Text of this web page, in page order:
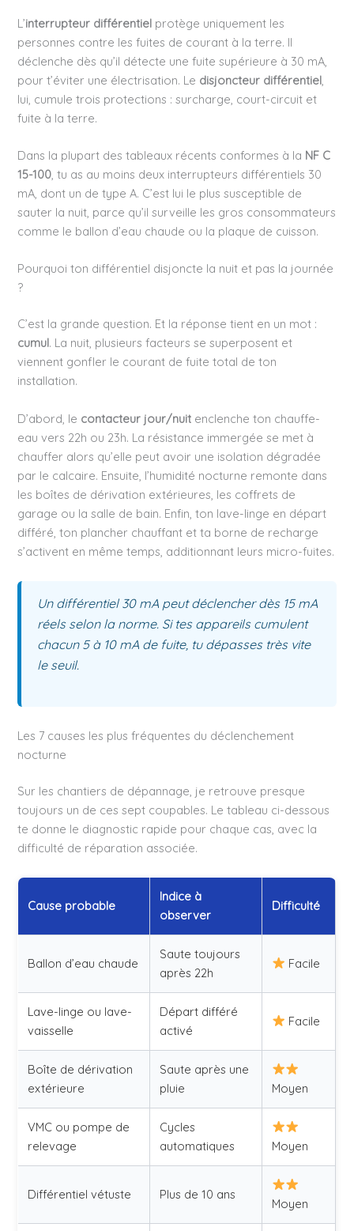
L’interrupteur différentiel protège uniquement les
personnes contre les fuites de courant à la terre. Il
déclenche dès qu’il détecte une fuite supérieure à 30 mA,
pour t’éviter une électrisation. Le disjoncteur différentiel
lui, cumule trois protections : surcharge, court-circuit et
fuite à la terre.
Dans la plupart des tableaux récents conformes à la NF C
15-100, tu as au moins deux interrupteurs différentiels 30
mA, dont un de type A. C’est lui le plus susceptible de
sauter la nuit, parce qu’il surveille les gros consommateurs
comme le ballon d’eau chaude ou la plaque de cuisson.
Pourquoi ton différentiel disjoncte la nuit et pas la journée
?
C’est la grande question. Et la réponse tient en un mot :
cumul. La nuit, plusieurs facteurs se superposent et
viennent gonfler le courant de fuite total de ton
installation.
D’abord, le contacteur jour/nuit enclenche ton chauffe-
eau vers 22h ou 23h. La résistance immergée se met à
chauffer alors qu’elle peut avoir une isolation dégradée
par le calcaire. Ensuite, l’humidité nocturne remonte dans
les boîtes de dérivation extérieures, les coffrets de
garage ou la salle de bain. Enfin, ton lave-linge en départ
différé, ton plancher chauffant et ta borne de recharge
s’activent en même temps, additionnant leurs micro-fuites.
Un différentiel 30 mA peut déclencher dès 15 mA
réels selon la norme. Si tes appareils cumulent
chacun 5 à 10 mA de fuite, tu dépasses très vite
le seuil.
Les 7 causes les plus fréquentes du déclenchement
nocturne
Sur les chantiers de dépannage, je retrouve presque
toujours un de ces sept coupables. Le tableau ci-dessous
te donne le diagnostic rapide pour chaque cas, avec la
difficulté de réparation associée.
Cause probable
Indice à
observer
Difficulté
Ballon d’eau chaude
Saute toujours
après 22h
Facile
Lave-linge ou lave-
vaisselle
Départ différé
activé
Facile
Boîte de dérivation
extérieure
Saute après une
pluie
Moyen
VMC ou pompe de
relevage
Cycles
automatiques
Moyen
Différentiel vétuste Plus de 10 ans
Moyen